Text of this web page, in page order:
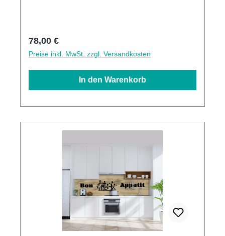
Regulärer Preis:
78,00 €
Preise inkl. MwSt. zzgl. Versandkosten
In den Warenkorb